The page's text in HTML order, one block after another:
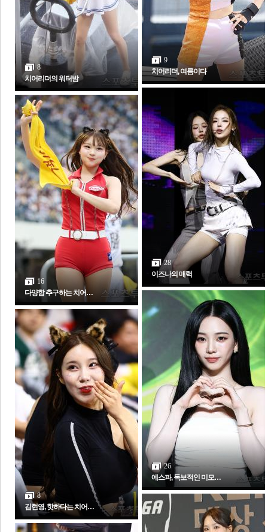
로그 즐겨찾기
많이 본 뉴스 최신 뉴스 연예
포토갤러리
8
치어리더의 워터밤
16
다양함 추구하는 치어…
8
김현영, 핫하다는 치어…
9
치어리더, 여름이다
28
이즈나의 매력
26
에스파, 독보적인 미모…